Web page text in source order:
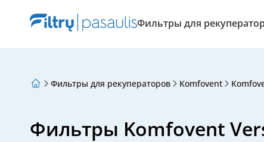
Фильтры для
Фильтры для рекуператоров Komfovent
Фильтры Komfovent